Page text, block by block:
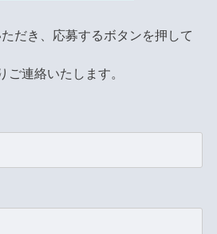
だき、応募するボタンを押して
ご連絡いたします。